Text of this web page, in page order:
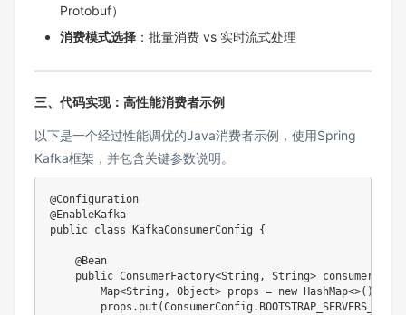
Protobuf）
消费模式选择 ：批量消费 vs 实时流式处理
三、代码实现：高性能消费者示例
以下是一个经过性能调优的Java消费者示例，使用Spring
Kafka框架，并包含关键参数说明。
@Configuration
@EnableKafka
public class KafkaConsumerConfig {
@Bean
public ConsumerFactory<String , String>
Map<String , Object> props = new HashMap<>( )
        props
. put (ConsumerConfig .